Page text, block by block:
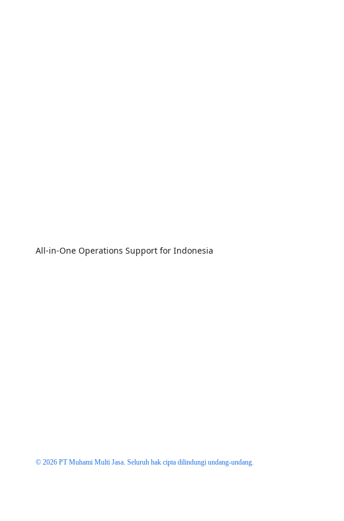
All-in-One Operations Support for Indonesia
© 2026 PT Muhami Multi Jasa. Seluruh hak cipta dilindungi undang-undang.